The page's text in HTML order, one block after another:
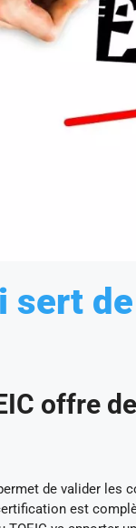
sert
offre
de valider les
est